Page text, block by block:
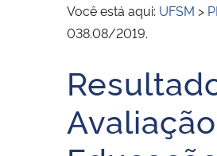
Secretaria de Governo
Você está aqui: UFSM >
038.08/2019.
Início do conteúdo